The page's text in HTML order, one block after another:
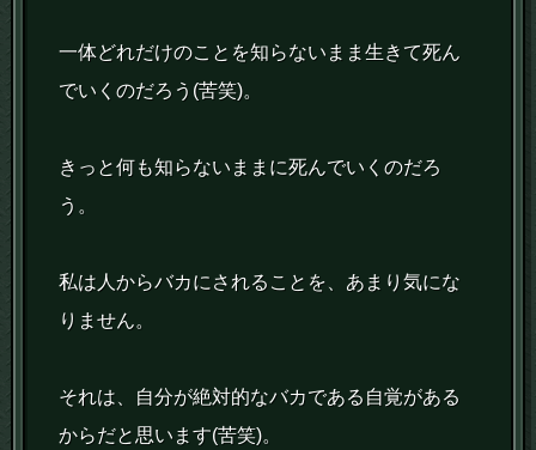
一体どれだけのことを知らないまま生きて死ん
でいくのだろう(苦笑)。
きっと何も知らないままに死んでいくのだろ
う。
私は人からバカにされることを、あまり気にな
りません。
それは、自分が絶対的なバカである自覚がある
からだと思います(苦笑)。